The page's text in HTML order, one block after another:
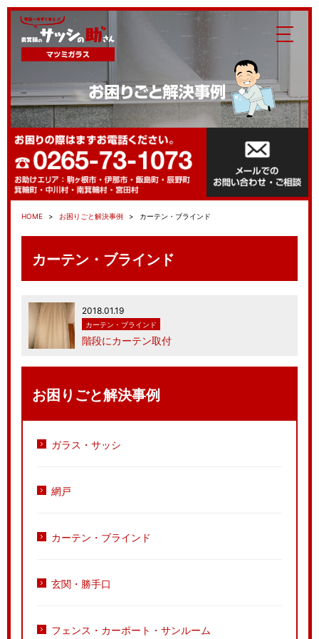
HOME お困りごと解決事例 カーテン・ブラインド
カーテン・ブラインド
2018.01.19
カーテン・ブラインド
階段にカーテン取付
お困りごと解決事例
ガラス・サッシ
網戸
カーテン・ブラインド
玄関・勝手口
フェンス・カーポート・サンルーム